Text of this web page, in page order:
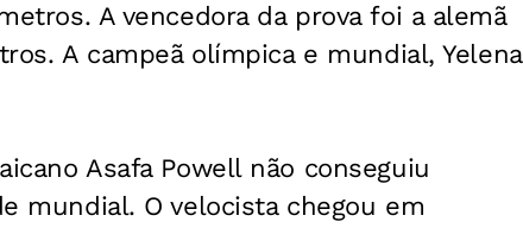
A vencedora da prova foi a alemã
A campeã olímpica e mundial, Yelena
Asafa Powell não conseguiu
mundial. O velocista chegou em